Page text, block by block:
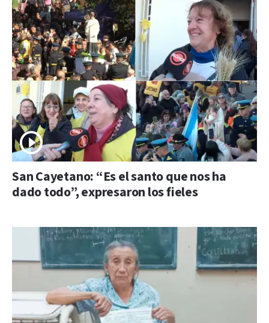
San Cayetano: “Es el santo que nos ha
dado todo”, expresaron los fieles